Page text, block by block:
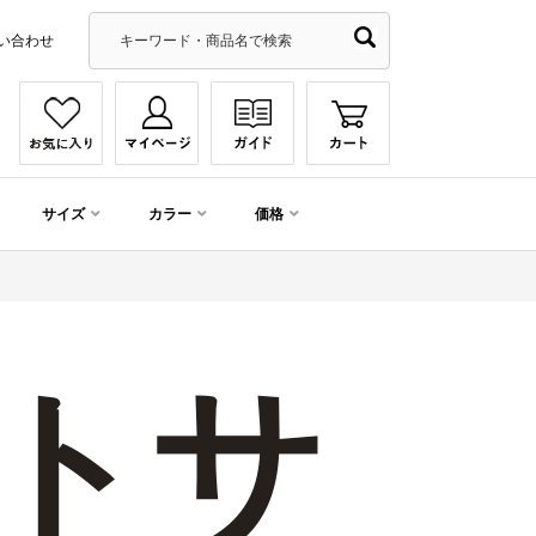
合わせ
サイズ カラー 価格
サ